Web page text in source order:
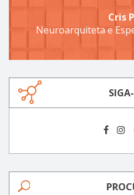
Cris
Neuroarquiteta e